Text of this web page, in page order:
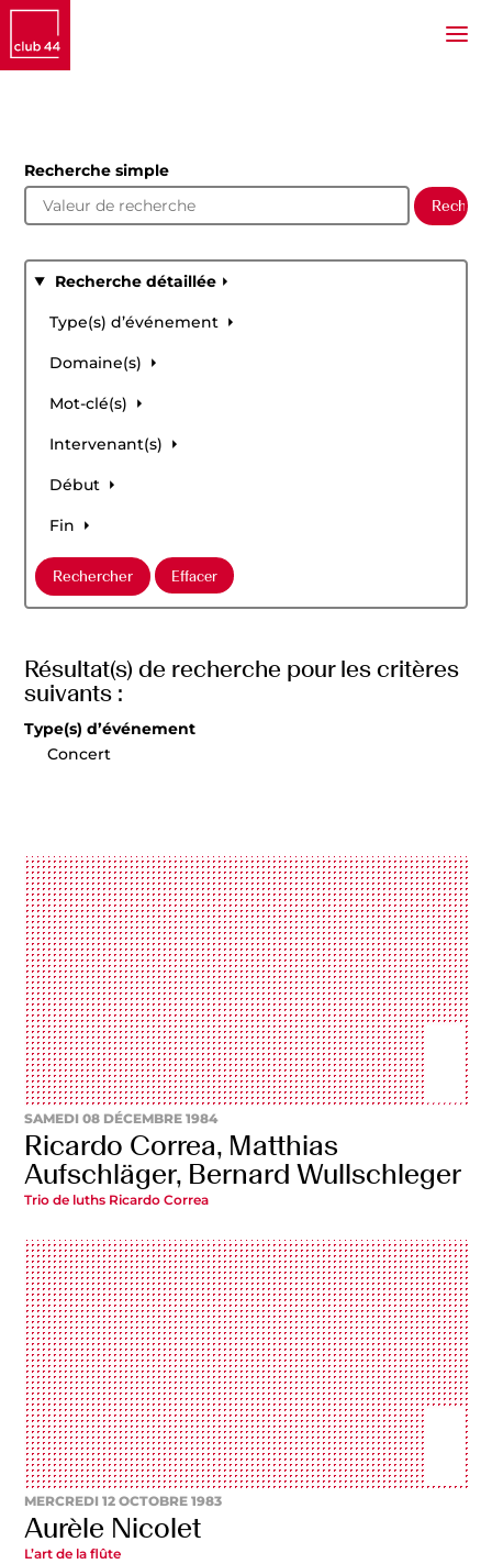
Recherche simple
Recherche détaillée
Type(s) d’événement
Domaine(s)
Mot-clé(s)
Intervenant(s)
Début
Fin
Résultat(s) de recherche pour les critères
suivants :
Type(s) d’événement
Concert
SAMEDI 08 DÉCEMBRE 1984
Ricardo Correa, Matthias
Aufschläger, Bernard Wullschleger
Trio de luths Ricardo Correa
MERCREDI 12 OCTOBRE 1983
Aurèle Nicolet
L’art de la flûte